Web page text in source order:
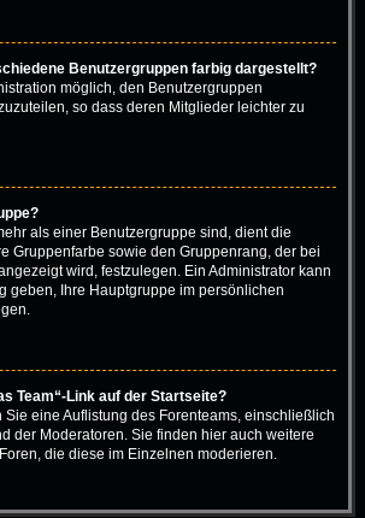
Benutzergruppen farbig dargestellt?
möglich, den Benutzergruppen
so dass deren Mitglieder leichter zu
als einer Benutzergruppe sind, dient die
Gruppenfarbe sowie den Gruppenrang, der bei
wird, festzulegen. Ein Administrator kann
geben, Ihre Hauptgruppe im persönlichen
Team“-Link auf der Startseite?
Sie eine Auflistung des Forenteams, einschließlich
der Moderatoren. Sie finden hier auch weitere
die diese im Einzelnen moderieren.